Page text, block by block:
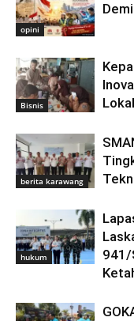
opini
Bisnis
Lokal
berita karawang
hukum
941/